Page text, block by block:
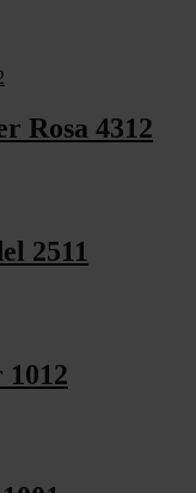
Rosa 4312
2511